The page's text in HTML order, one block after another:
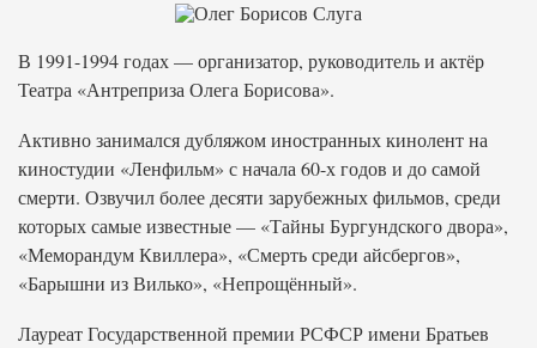
В 1991-1994 годах — организатор, руководитель и актёр
Театра «Антреприза Олега Борисова».
Активно занимался дубляжом иностранных кинолент на
киностудии «Ленфильм» с начала 60-х годов и до самой
смерти. Озвучил более десяти зарубежных фильмов, среди
которых самые известные — «Тайны Бургундского двора»,
«Меморандум Квиллера», «Смерть среди айсбергов»,
«Барышни из Вилько», «Непрощённый».
Лауреат Государственной премии РСФСР имени Братьев